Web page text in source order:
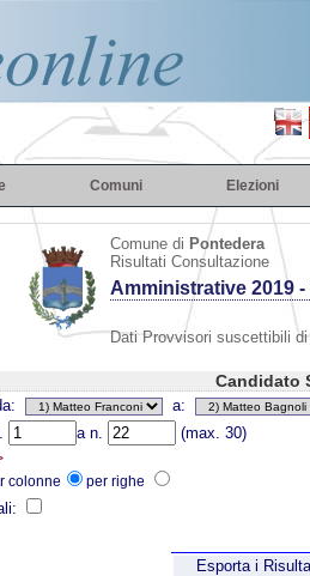
Comuni Elezioni
Comune di Pontedera
Risultati Consultazione
Amministrative 2019
Dati Provvisori suscettibili
Candidato
a:
a n. (max. 30)
colonne
per righe
Esporta i